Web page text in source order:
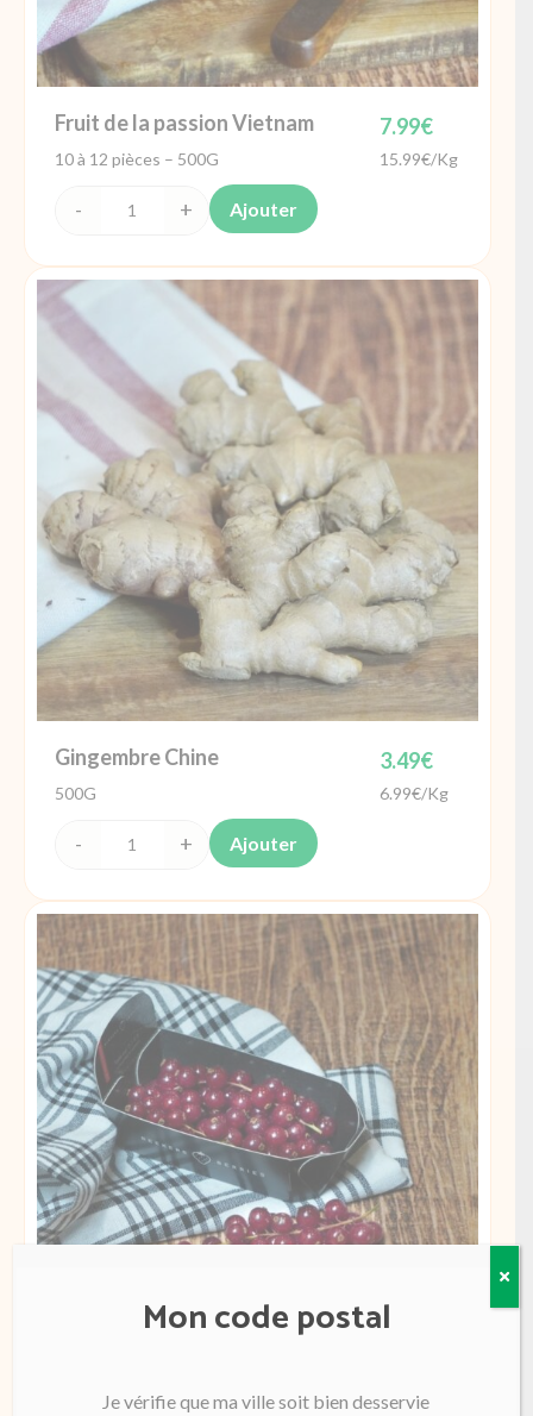
Fruit de la passion Vietnam 7.99€
10 à 12 pièces – 500G 15.99€/Kg
quantité
Fruit
passion
Vietnam
Ajouter
Gingembre Chine 3.49€
500G 6.99€/Kg
quantité
Gingembre
Chine
Ajouter
Groseilles 125g barquette
6.99€
Mon code postal
Je vérifie que ma ville soit bien desservie